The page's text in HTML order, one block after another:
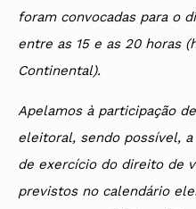
foram convocadas para o
entre as 15 e as 20 horas
Continental).
Apelamos à participação
eleitoral, sendo possível,
de exercício do direito de
previstos no calendário